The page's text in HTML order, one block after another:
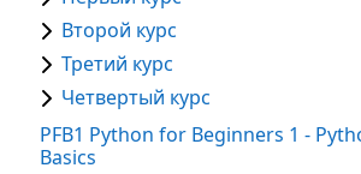
Второй курс
Третий курс
Четвертый курс
PFB1 Python for Beginners 1 -
Basics